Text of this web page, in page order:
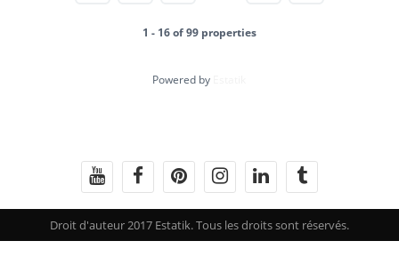
1 - 16 of 99 properties
Powered by
Droit d'auteur 2017 Estatik. Tous les droits sont réservés.